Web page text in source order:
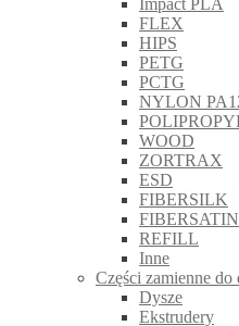
Impact PLA
FLEX
HIPS
PETG
PCTG
NYLON
WOOD
ZORTRAX
ESD
FIBERSILK
FIBERSATIN
REFILL
Inne
Części zamienne
Dysze
Ekstrudery